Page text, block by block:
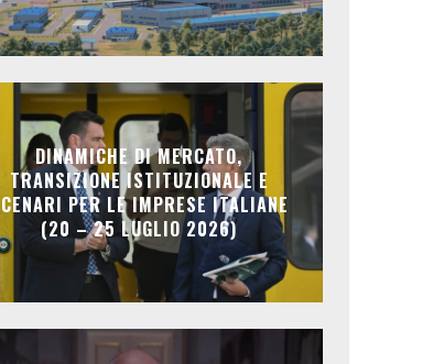
DINAMICHE DI MERCATO,
TRANSIZIONE ISTITUZIONALE E
PER LE IMPRESE ITALIANE
(20 – 25 LUGLIO 2026)